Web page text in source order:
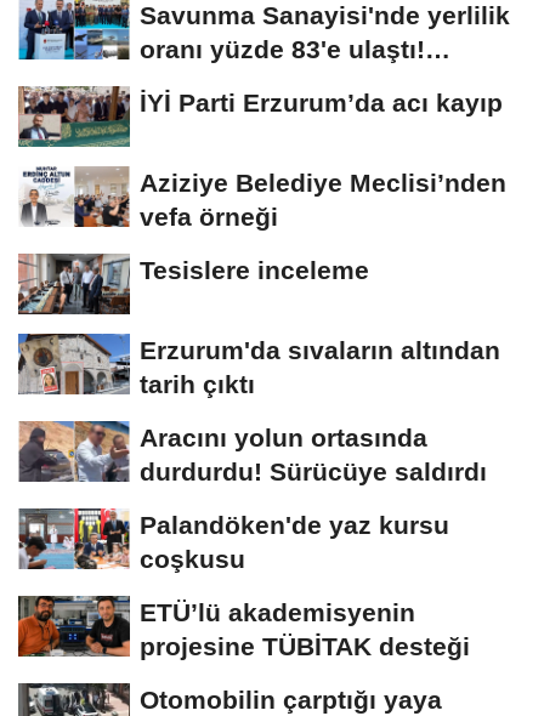
Savunma Sanayisi'nde yerlilik
oranı yüzde 83'e ulaştı!
Erzurum da...
İYİ Parti Erzurum’da acı kayıp
Aziziye Belediye Meclisi’nden
vefa örneği
Tesislere inceleme
Erzurum'da sıvaların altından
tarih çıktı
Aracını yolun ortasında
durdurdu! Sürücüye saldırdı
Palandöken'de yaz kursu
coşkusu
ETÜ’lü akademisyenin
projesine TÜBİTAK desteği
Otomobilin çarptığı yaya